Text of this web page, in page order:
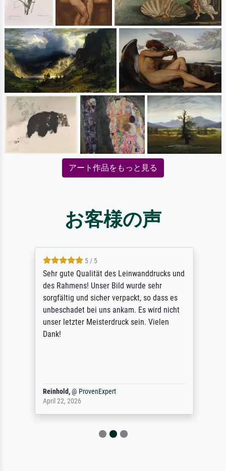
アート作品をもっと見る
お客様の声
5 / 5
Sehr gute Qualität des Leinwanddrucks und
des Rahmens! Unser Bild wurde sehr
sorgfältig und sicher verpackt, so dass es
unbeschadet bei uns ankam. Es wird nicht
unser letzter Meisterdruck sein. Vielen
Dank!
Reinhold,@ ProvenExpert
April 22, 2026